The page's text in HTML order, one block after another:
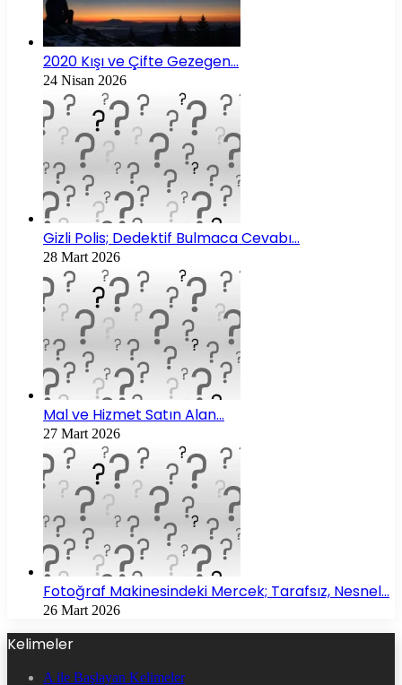
2020 Kışı ve Çifte Gezegen…
24 Nisan 2026
Gizli Polis; Dedektif Bulmaca Cevabı…
28 Mart 2026
Mal ve Hizmet Satın Alan…
27 Mart 2026
Fotoğraf Makinesindeki Mercek; Tarafsız, Nesnel…
26 Mart 2026
Kelimeler
A ile Başlayan Kelimeler